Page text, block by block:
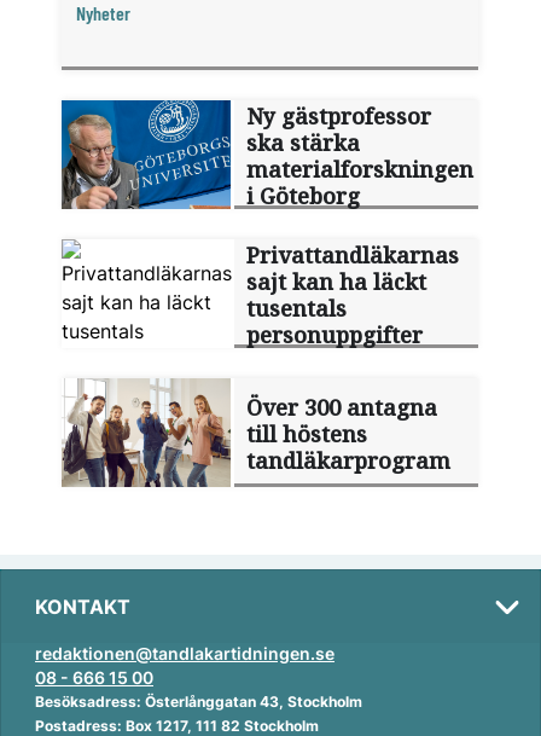
Nyheter
Ny gästprofessor
ska stärka
materialforskningen
i Göteborg
Privattandläkarnas
sajt kan ha läckt
tusentals
personuppgifter
Över 300 antagna
till höstens
tandläkarprogram
KONTAKT
redaktionen@tandlakartidningen.se
08 - 666 15 00
Besöksadress: Österlånggatan 43, Stockholm
Postadress: Box 1217, 111 82 Stockholm